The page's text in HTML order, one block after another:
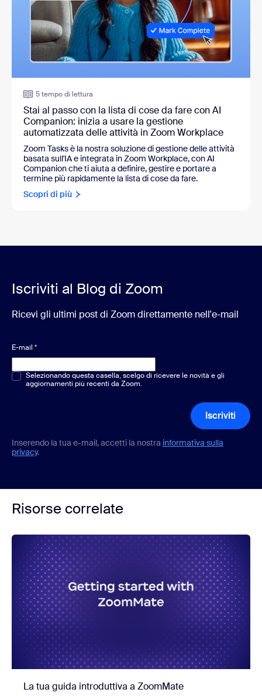
5 tempo di lettura
Stai al passo con la lista di cose da fare con AI
Companion: inizia a usare la gestione
automatizzata delle attività in Zoom Workplace
Zoom Tasks è la nostra soluzione di gestione delle attività
basata sull'IA e integrata in Zoom Workplace, con AI
Companion che ti aiuta a definire, gestire e portare a
termine più rapidamente la lista di cose da fare.
Scopri di più
Iscriviti al Blog di Zoom
Ricevi gli ultimi post di Zoom direttamente nell'e-mail
E-mail *
Scelta multipla o singola*
Selezionando questa casella, scelgo di ricevere le novità e gli
aggiornamenti più recenti da Zoom.
Iscriviti
Inserendo la tua e-mail, accetti la nostra informativa sulla
privacy.
Risorse correlate
La tua guida introduttiva a ZoomMate